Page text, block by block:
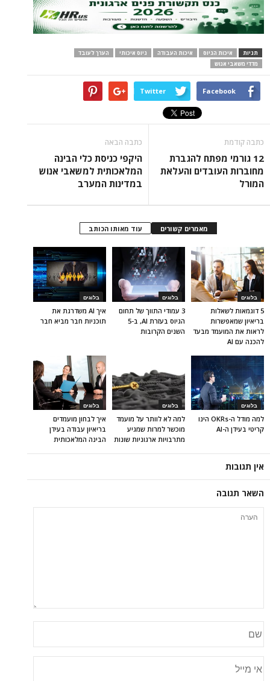
תגיות איכות הגיוס איכות העבודה גיוס איכותי
הערך לעובד
מדדי משאבי אנוש
Facebook
Twitter
כתבה קודמת
12 גורמי מפתח להגברת
מחוברות העובדים והעלאת
המורל
כתבה הבאה
היקפי כניסת כלי הבינה
המלאכותית למשאבי אנוש
במדינות המערב
מאמרים קשורים עוד מאותו הכותב
בלוגים
איך AI משדרגת את
תוכניות חבר מביא חבר
בלוגים
3 עמודי התווך של תחום
הגיוס בעזרת AI, ב-5
השנים הקרובות
בלוגים
5 דוגמאות לשאלות
בריאיון שמאפשרות
לראות את המועמד מבעד
להכנה עם AI
בלוגים
איך לבחון מועמדים
בריאיון עבודה בעידן
הבינה המלאכותית
בלוגים
למה לא לוותר על מועמד
מוכשר למרות שמגיע
מתרבויות ארגוניות שונות
בלוגים
למה מודל ה-OKRs הינו
קריטי בעידן ה-AI
אין תגובות
השאר תגובה